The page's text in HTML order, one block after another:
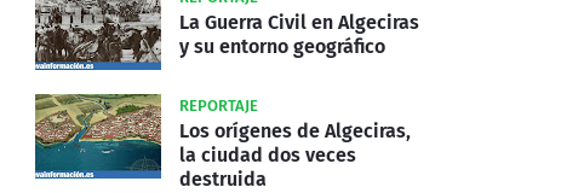
La Guerra Civil en Algeciras
y su entorno geográfico
REPORTAJE
Los orígenes de Algeciras,
la ciudad dos veces
destruida